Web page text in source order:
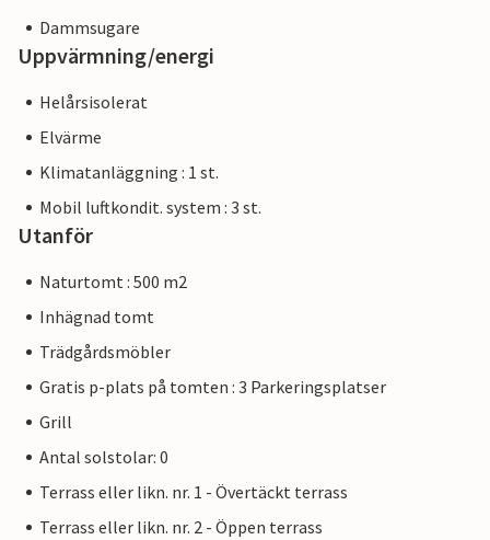
Dammsugare
Uppvärmning/energi
Helårsisolerat
Elvärme
Klimatanläggning : 1 st.
Mobil luftkondit. system : 3 st.
Utanför
Naturtomt : 500 m2
Inhägnad tomt
Trädgårdsmöbler
Gratis p-plats på tomten : 3 Parkeringsplatser
Grill
Antal solstolar: 0
Terrass eller likn. nr. 1 - Övertäckt terrass
Terrass eller likn. nr. 2 - Öppen terrass